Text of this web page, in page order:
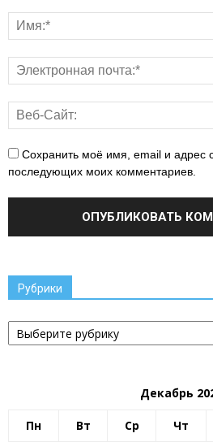
Сохранить моё имя, email и адрес
последующих моих комментариев.
Рубрики
Рубрики
Декабрь
Пн Вт Ср Чт